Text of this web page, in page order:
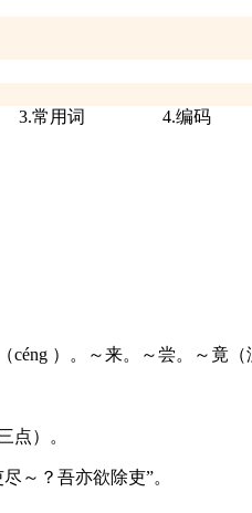
3.常用词 4.编码
）。～来。～尝。～竟
点）。
～？吾亦欲除吏”。